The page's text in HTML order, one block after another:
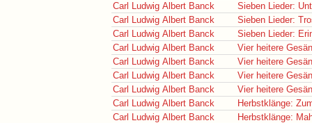
Carl Ludwig Albert Banck
Sieben Lieder:
Carl Ludwig Albert Banck
Sieben Lieder:
Carl Ludwig Albert Banck
Sieben Lieder:
Carl Ludwig Albert Banck
Vier heitere
Carl Ludwig Albert Banck
Vier heitere
Carl Ludwig Albert Banck
Vier heitere
Carl Ludwig Albert Banck
Vier heitere
Carl Ludwig Albert Banck
Herbstklänge:
Carl Ludwig Albert Banck
Herbstklänge: